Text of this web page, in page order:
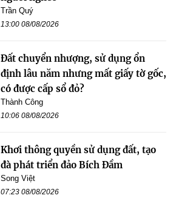
Trần Quý
13:00 08/08/2026
Đất chuyển nhượng, sử dụng ổn
định lâu năm nhưng mất giấy tờ gốc,
có được cấp sổ đỏ?
Thành Công
10:06 08/08/2026
Khơi thông quyền sử dụng đất, tạo
đà phát triển đảo Bích Đầm
Song Việt
07:23 08/08/2026